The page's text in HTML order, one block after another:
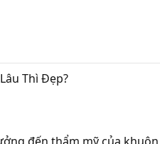
Thì Đẹp?